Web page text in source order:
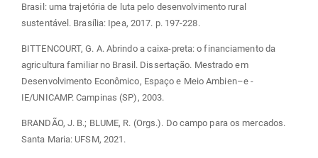
Brasil: uma trajetória de luta pelo desenvolvimento rural
sustentável. Brasília: Ipea, 2017. p. 197-228.
BITTENCOURT, G. A. Abrindo a caixa-preta: o financiamento da
agricultura familiar no Brasil. Dissertação. Mestrado em
Desenvolvimento Econômico, Espaço e Meio Ambien–e -
IE/UNICAMP. Campinas (SP), 2003.
BRANDÃO, J. B.; BLUME, R. (Orgs.). Do campo para os mercados.
Santa Maria: UFSM, 2021.